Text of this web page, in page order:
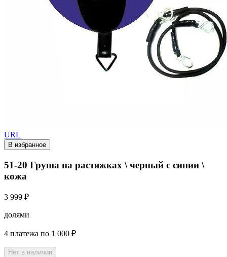
URL
В избранное
51-20 Груша на растяжках \ черный с синии \
кожа
3 999 ₽
долями
4 платежа по 1 000 ₽
Нет в наличии